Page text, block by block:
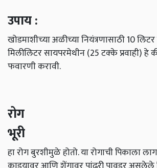
उपाय :
खोडमाशीच्‍या अळीच्‍या नियंत्रणासाठी 10 लिटर
मिलीलिटर सायपरमेथीन (25 टक्‍के प्रवाही) हे
फवारणी करावी.
रोग
भूरी
हा रोग बुरशीमुळे होतो. या रोगाची पिकाला
काडयावर आणि शेंगावर पांढरी पावडर असलेले